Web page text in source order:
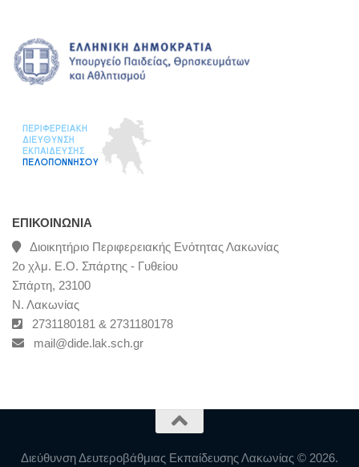
ΕΠΙΚΟΙΝΩΝΊΑ
Διοικητήριο Περιφερειακής Ενότητας Λακωνίας
2ο χλμ. Ε.Ο. Σπάρτης - Γυθείου
Σπάρτη, 23100
Ν. Λακωνίας
2731180181 & 2731180178
mail@dide.lak.sch.gr
Διεύθυνση Δευτεροβάθμιας Εκπαίδευσης Λακωνίας © 2026.